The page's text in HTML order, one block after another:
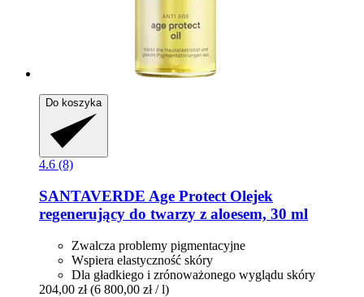
Do koszyka
4.6 (8)
SANTAVERDE Age Protect Olejek
regenerujący do twarzy z aloesem, 30 ml
Zwalcza problemy pigmentacyjne
Wspiera elastyczność skóry
Dla gładkiego i zrónoważonego wyglądu skóry
204,00 zł (6 800,00 zł / l)